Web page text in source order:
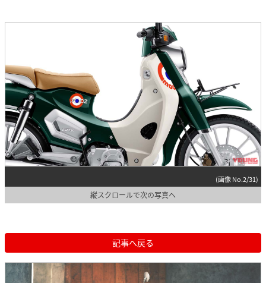
(画像 No.2/31)
縦スクロールで次の写真へ
記事へ戻る